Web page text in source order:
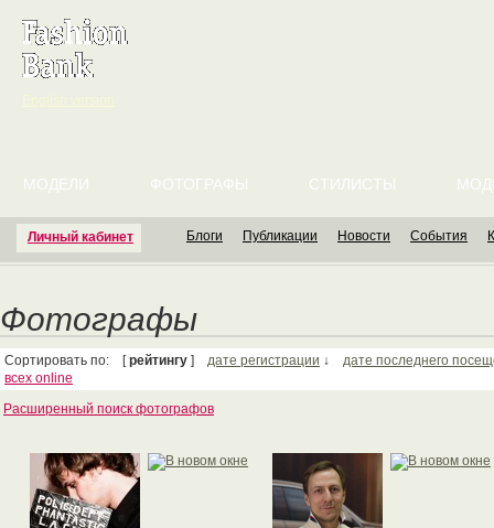
Личный кабинет
МОДЕЛИ ФОТОГРАФЫ СТИЛИСТЫ
Блоги Публикации Новости События
Фотографы
Сортировать по: [рейтингу ] дате регистрации ↓ дате последнего
всех online
Расширенный поиск фотографов